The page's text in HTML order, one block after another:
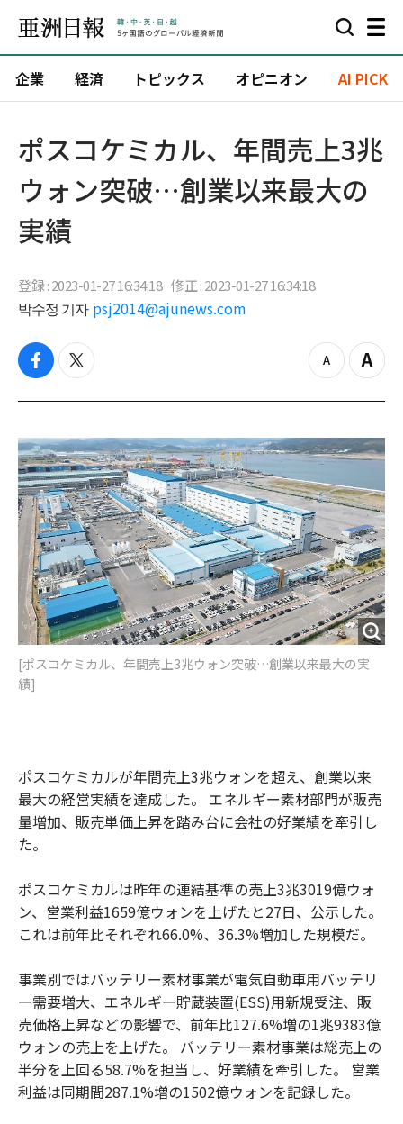
企業 経済 トピックス オピニオン AI PICK
ポスコケミカル、年間売上3兆
ウォン突破…創業以来最大の
実績
登録 : 2023-01-27 16:34:18 修正 : 2023-01-27 16:34:18
박수정 기자 psj2014@ajunews.com
f
c
b
o
o
k
t
i
t
e
r
z
o
o
u
Z
o
i
n
[ポスコケミカル、年間売上3兆ウォン突破…創業以来最大の実
績]
ポスコケミカルが年間売上3兆ウォンを超え、創業以来
最大の経営実績を達成した。 エネルギー素材部門が販売
量増加、販売単価上昇を踏み台に会社の好業績を牽引し
た。
ポスコケミカルは昨年の連結基準の売上3兆3019億ウォ
ン、営業利益1659億ウォンを上げたと27日、公示した。
これは前年比それぞれ66.0%、36.3%増加した規模だ。
事業別ではバッテリー素材事業が電気自動車用バッテリ
ー需要増大、エネルギー貯蔵装置(ESS)用新規受注、販
売価格上昇などの影響で、前年比127.6%増の1兆9383億
ウォンの売上を上げた。 バッテリー素材事業は総売上の
半分を上回る58.7%を担当し、好業績を牽引した。 営業
利益は同期間287.1%増の1502億ウォンを記録した。